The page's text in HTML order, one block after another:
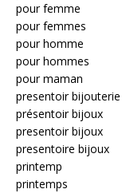
pour femme
pour femmes
pour homme
pour hommes
pour maman
presentoir bijouterie
présentoir bijoux
presentoir bijoux
presentoire bijoux
printemp
printemps